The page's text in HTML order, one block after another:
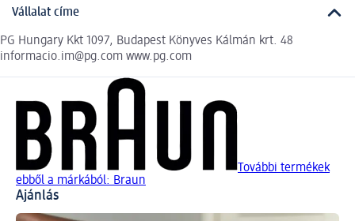
Vállalat címe
PG Hungary Kkt 1097, Budapest Könyves Kálmán krt. 48
informacio.im@pg.com www.pg.com
További termékek
ebből a márkából: Braun
Ajánlás